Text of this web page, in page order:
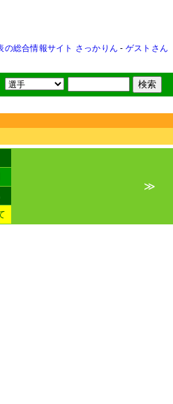
の総合情報サイト さっかりん - ゲストさん
≫